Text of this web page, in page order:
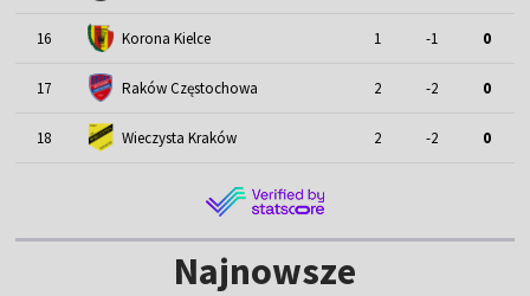
16 Korona Kielce 1 -1 0
17 Raków Częstochowa 2 -2 0
18 Wieczysta Kraków 2 -2 0
Najnowsze